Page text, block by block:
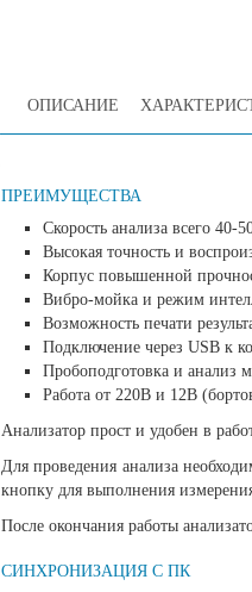
ОПИСАНИЕ
ПРЕИМУЩЕСТВА
Скорость анализа всего 40-
Высокая точность и
Корпус повышенной
Вибро-мойка и режим
Возможность печати
Подключение через USB к
Пробоподготовка и анализ
Работа от 220В и 12В
Анализатор прост и удобен в
Для проведения анализа
кнопку для выполнения
После окончания работы
СИНХРОНИЗАЦИЯ С ПК